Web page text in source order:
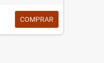
COMPRAR